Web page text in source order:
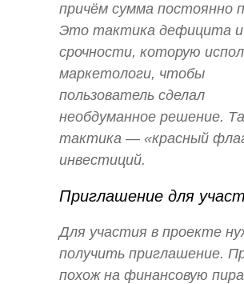
причём сумма постоянно
Это тактика дефицита и
срочности, которую
маркетологи, чтобы
пользователь сделал
необдуманное решение.
тактика — «красный
инвестиций.
Приглашение для
Для участия в проекте
получить приглашение.
похож на финансовую